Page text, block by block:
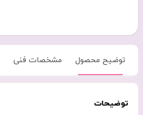
توضیح محصول مشخصات فنی
توضیحات